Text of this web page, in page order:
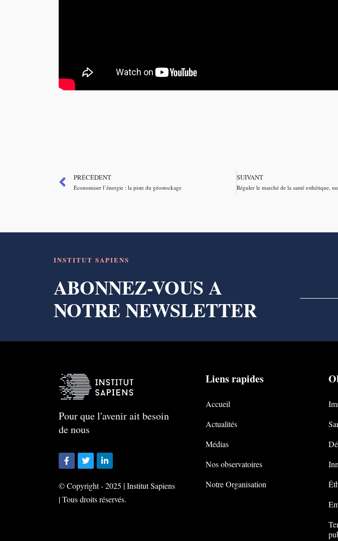
PRÉCÉDENT
Economiser l’énergie : la piste du géostockage
SUIVANT
INSTITUT SAPIENS
ABONNEZ-VOUS A
NOTRE NEWSLETTER
Pour que l'avenir ait besoin
de nous
© Copyright - 2025 | Institut Sapiens
| Tous droits réservés.
Liens rapides
Accueil
Actualités
Médias
Nos observatoires
Notre Organisation